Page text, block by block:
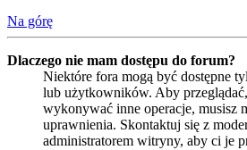
Na górę
Dlaczego nie mam dostępu do forum?
Niektóre fora mogą być dostępne
lub użytkowników. Aby
wykonywać inne operacje, musisz
uprawnienia. Skontaktuj się z
administratorem witryny, aby ci je